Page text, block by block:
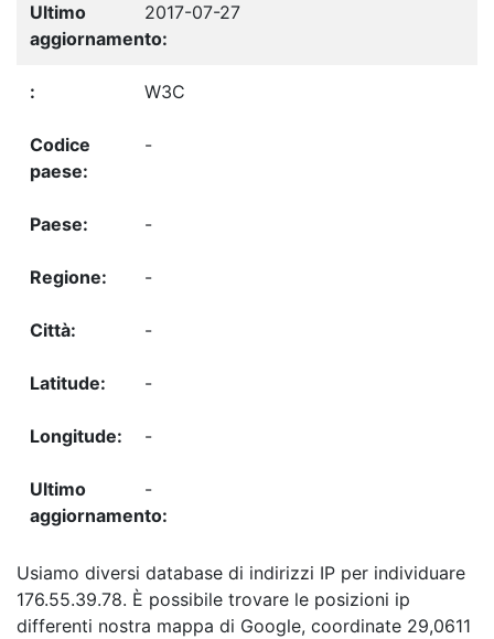
2017-07-27
W3C
-
-
-
-
-
-
-
Usiamo diversi database di indirizzi IP per individuare
176.55.39.78. È possibile trovare le posizioni ip
differenti nostra mappa di Google, coordinate 29,0611